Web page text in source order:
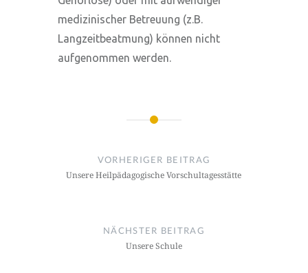
medizinischer Betreuung (z.B.
Langzeitbeatmung) können nicht
aufgenommen werden.
VORHERIGER BEITRAG
Unsere Heilpädagogische Vorschultagesstätte
NÄCHSTER BEITRAG
Unsere Schule